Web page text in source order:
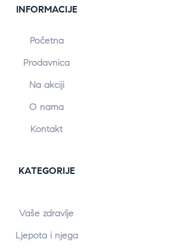
INFORMACIJE
Početna
Prodavnica
Na akciji
O nama
Kontakt
KATEGORIJE
Vaše zdravlje
Ljepota i njega